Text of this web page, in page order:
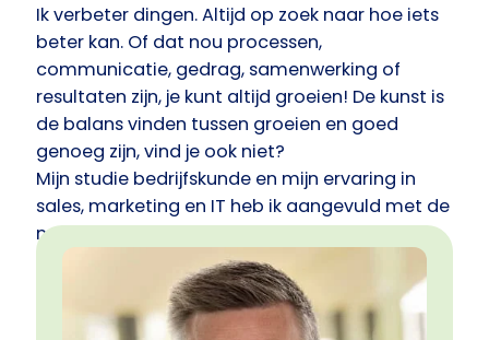
Ik verbeter dingen. Altijd op zoek naar hoe iets
beter kan. Of dat nou processen,
communicatie, gedrag, samenwerking of
resultaten zijn, je kunt altijd groeien! De kunst is
de balans vinden tussen groeien en goed
genoeg zijn, vind je ook niet?
Mijn studie bedrijfskunde en mijn ervaring in
sales, marketing en IT heb ik aangevuld met de
nodige verdieping op het gebied van
verandermanagement en psychologie. Zo help
ik individuen en teams om meer uit zichzelf te
halen. Beeld je eens in: een wereld zonder